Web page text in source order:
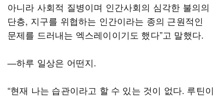
아니라 사회적 질병이며 인간사회의 심각한 불의의
단층, 지구를 위협하는 인간이라는 종의 근원적인
문제를 드러내는 엑스레이이기도 했다”고 말했다.
―하루 일상은 어떤지.
“현재 나는 습관이라고 할 수 있는 것이 없다. 루틴이